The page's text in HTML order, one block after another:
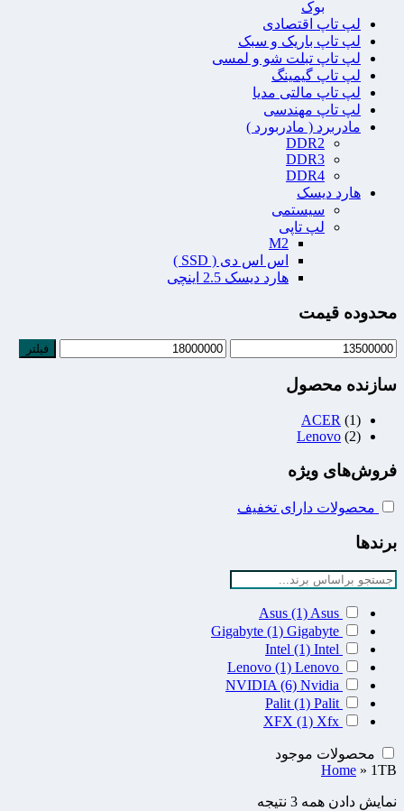
بوک
لپ تاپ اقتصادی
لپ تاپ باریک و سبک
لپ تاپ تبلت شو و لمسی
لپ تاپ گیمینگ
لپ تاپ مالتی مدیا
لپ تاپ مهندسی
مادربرد ( مادربورد )
DDR2
DDR3
DDR4
هارد دیسک
سیستمی
لپ تاپی
M2
اس اس دی ( SSD )
هارد دیسک 2.5 اینچی
محدوده قیمت
فیلتر
سازنده محصول
ACER (1)
Lenovo (2)
فروش‌های ویژه
محصولات دارای تخفیف
برندها
Asus (1) Asus
Gigabyte (1) Gigabyte
Intel (1) Intel
Lenovo (1) Lenovo
NVIDIA (6) Nvidia
Palit (1) Palit
XFX (1) Xfx
محصولات موجود
Home » 1TB
نمایش دادن همه 3 نتیجه